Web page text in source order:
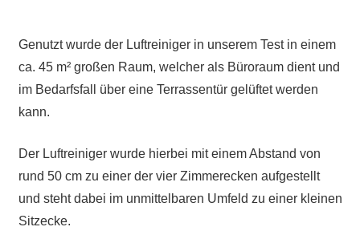
Genutzt wurde der Luftreiniger in unserem Test in einem
ca. 45 m² großen Raum, welcher als Büroraum dient und
im Bedarfsfall über eine Terrassentür gelüftet werden
kann.
Der Luftreiniger wurde hierbei mit einem Abstand von
rund 50 cm zu einer der vier Zimmerecken aufgestellt
und steht dabei im unmittelbaren Umfeld zu einer kleinen
Sitzecke.